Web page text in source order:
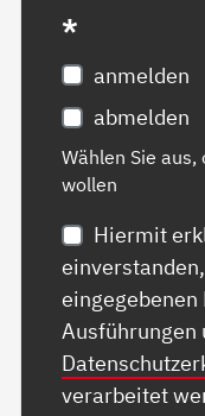
*
anmelden
abmelden
Wählen Sie
wollen
Hiermit
eingegebenen
Ausführungen
verarbeitet